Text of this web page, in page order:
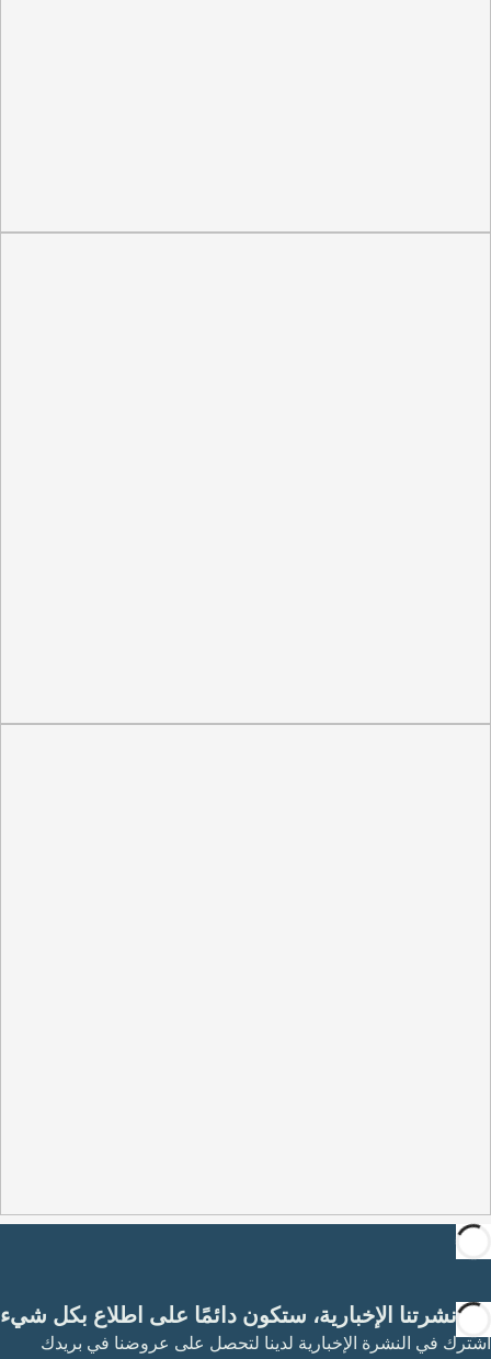
مع نشرتنا الإخبارية، ستكون دائمًا على اطلاع بكل شيء
اشترك في النشرة الإخبارية لدينا لتحصل على عروضنا في بريدك